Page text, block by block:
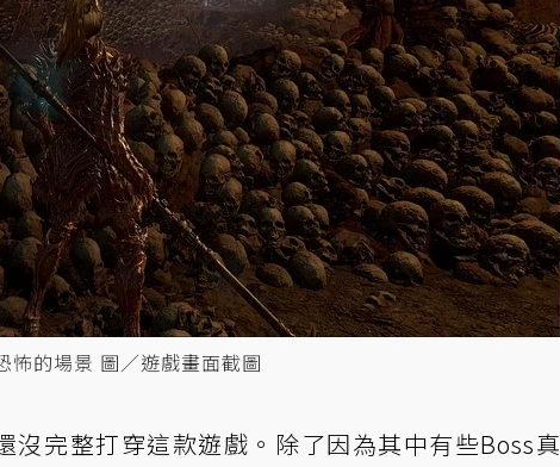
怖的場景 圖／遊戲畫面截圖
完整打穿這款遊戲。除了因為其中有些Boss真